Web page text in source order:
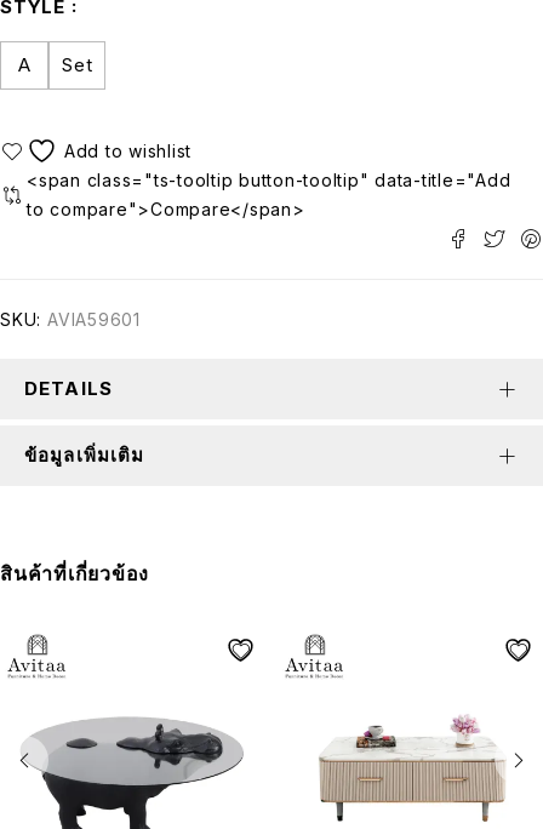
STYLE
A Set
<span class="ts-tooltip button-tooltip" data-title="Add
to compare">Compare</span>
SKU: AVIA59601
DETAILS
ข้อมูลเพิ่มเติม
สินค้าที่เกี่ยวข้อง